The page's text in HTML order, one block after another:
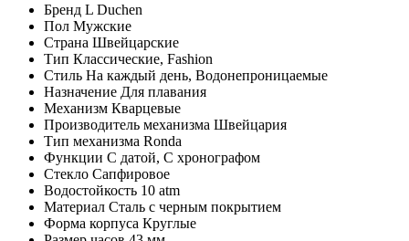
Бренд L Duchen
Пол Мужские
Страна Швейцарские
Тип Классические, Fashion
Стиль На каждый день, Водонепроницаемые
Назначение Для плавания
Механизм Кварцевые
Производитель механизма Швейцария
Тип механизма Ronda
Функции С датой, С хронографом
Стекло Сапфировое
Водостойкость 10 atm
Материал Сталь с черным покрытием
Форма корпуса Круглые